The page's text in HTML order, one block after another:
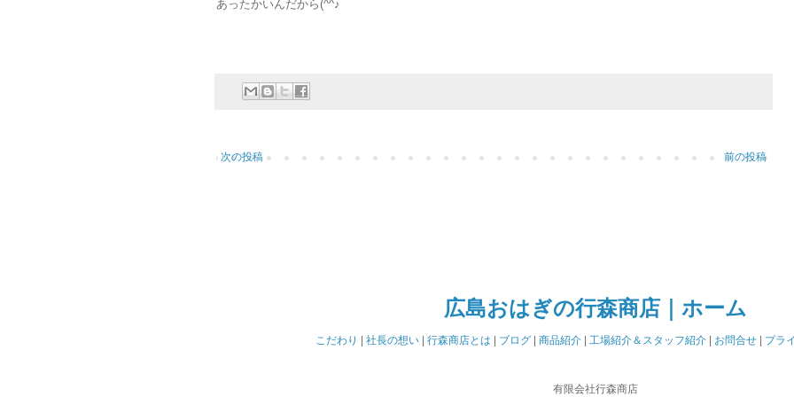
あったかいんだから(^^♪
次の投稿 前の投稿
広島おはぎの行森商店｜ホーム
こだわり 社長の想い| 行森商店とは ブログ| 商品紹介| 工場紹介＆スタッフ紹介| お問合せ| プラ
有限会社行森商店